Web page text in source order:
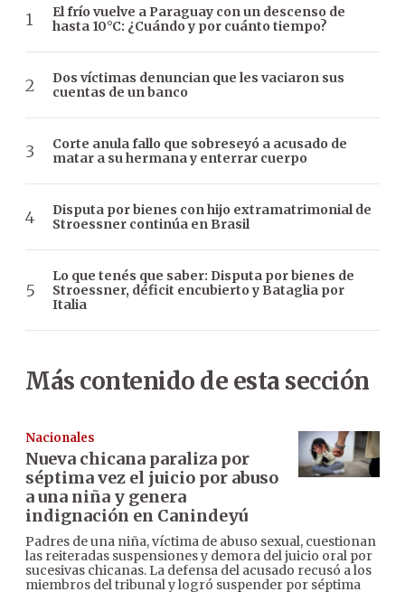
El frío vuelve a Paraguay con un descenso de
hasta 10°C: ¿Cuándo y por cuánto tiempo?
Dos víctimas denuncian que les vaciaron sus
cuentas de un banco
Corte anula fallo que sobreseyó a acusado de
matar a su hermana y enterrar cuerpo
Disputa por bienes con hijo extramatrimonial de
Stroessner continúa en Brasil
Lo que tenés que saber: Disputa por bienes de
Stroessner, déficit encubierto y Bataglia por
Italia
Más contenido de esta sección
Nacionales
Nueva chicana paraliza por
séptima vez el juicio por abuso
a una niña y genera
indignación en Canindeyú
Padres de una niña, víctima de abuso sexual, cuestionan
las reiteradas suspensiones y demora del juicio oral por
sucesivas chicanas. La defensa del acusado recusó a los
miembros del tribunal y logró suspender por séptima